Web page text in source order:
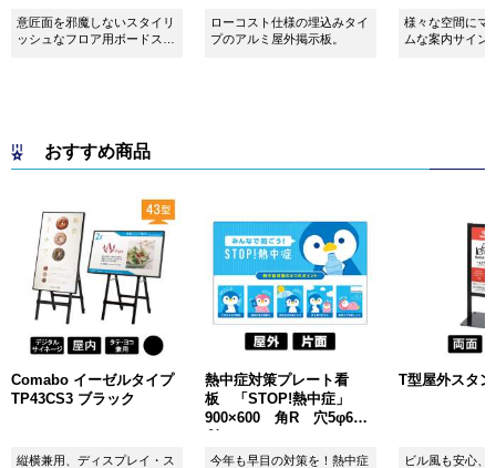
意匠面を邪魔しないスタイリ
ッシュなフロア用ボードスタ
ローコスト仕様の埋込みタイ
プのアルミ屋外掲示板。
様々な空間にマ
ムな案内サイン
おすすめ商品
Comabo イーゼルタイプ
TP43CS3 ブラック
縦横兼用、ディスプレイ・ス
熱中症対策プレート看
板 「STOP!熱中症」
900×600 角R 穴5φ6カ
今年も早目の対策を！熱中症
T型屋外スタ
ビル風も安心、